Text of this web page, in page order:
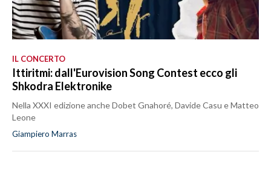
IL CONCERTO
Ittiritmi: dall'Eurovision Song Contest ecco gli
Shkodra Elektronike
Nella XXXI edizione anche Dobet Gnahoré, Davide Casu e Matteo
Leone
Giampiero Marras